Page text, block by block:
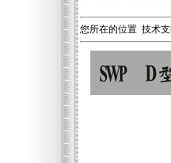
您所在的位置 技术支